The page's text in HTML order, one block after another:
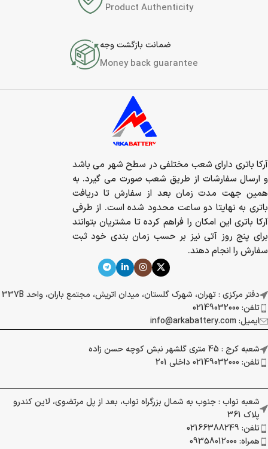
Product Authenticity
ضمانت بازگشت وجه
Money back guarantee
آرکا باتری دارای شعب مختلفی در سطح شهر می باشد
و ارسال سفارشات از طریق شعب صورت می گیرد. به
همین جهت مدت زمان بعد از سفارش تا دریافت
باتری به نهایتا دو ساعت محدود شده است. از طرفی
آرکا باتری این امکان را فراهم کرده تا مشتریان بتوانند
برای پنج روز آتی نیز بر حسب زمان بندی خود ثبت
سفارش را انجام دهند.
دفتر مرکزی : تهران، شهرک گلستان، میدان اتریش، مجتمع باران، واحد 337B
تلفن: 02149032000
ایمیل: info@arkabattery.com
شعبه کرج : 45 متری گلشهر نبش کوچه حسن زاده
تلفن: 02149032000 داخلی 201
شعبه نواب : جنوب به شمال بزرگراه نواب، بعد از پل مرتضوی، لاین کندرو
پلاک 361
تلفن: 02166388249
همراه: 09358012000